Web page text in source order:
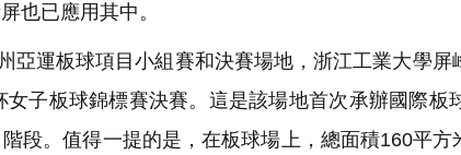
也已應用其中。
亞運板球項目小組賽和決賽場地，浙江工業大學屏
女子板球錦標賽決賽。這是該場地首次承辦國際板
段。值得一提的是，在板球場上，總面積160平